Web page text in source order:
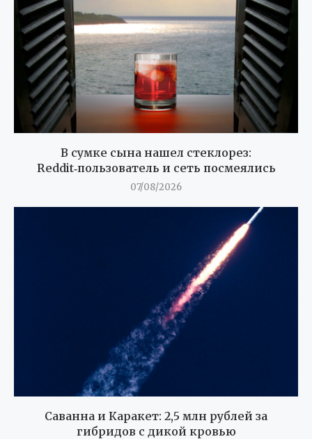
В сумке сына нашел стеклорез:
Reddit‑пользователь и сеть посмеялись
07/08/2026
Саванна и Каракет: 2,5 млн рублей за
гибридов с дикой кровью